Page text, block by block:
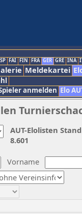
FAI FIN FRA GER GRE INA
Meldekartei
anmelden Elo
Vorname
AUT-Elolisten
8.601